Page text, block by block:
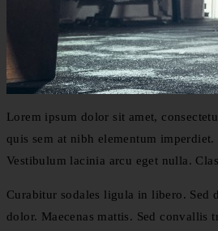
Lorem ipsum dolor sit amet,
quis sem at nibh elementum
Vestibulum lacinia arcu eget nulla.
Curabitur sodales ligula in libero. Sed
dolor. Maecenas mattis. Sed